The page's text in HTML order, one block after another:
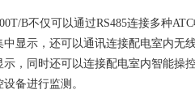
B不仅可以通过RS485连接多种
中显示，还可以通讯连接配电室内无
示，同时还可以连接配电室内智能操
备进行监测。